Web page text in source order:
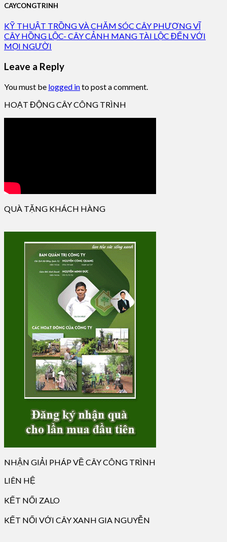
CAYCONGTRINH
KỸ THUẬT TRỒNG VÀ CHĂM SÓC CÂY PHƯỢNG VĨ
CÂY HỒNG LỘC- CÂY CẢNH MANG TÀI LỘC ĐẾN VỚI
MỌI NGƯỜI
Leave a Reply
You must be logged into post a comment.
HOẠT ĐỘNG CÂY CÔNG TRÌNH
QUÀ TẶNG KHÁCH HÀNG
NHẬN GIẢI PHÁP VỀ CÂY CÔNG TRÌNH
LIÊN HỆ
KẾT NỐI ZALO
KẾT NỐI VỚI CÂY XANH GIA NGUYỄN